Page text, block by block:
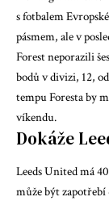
s fotbalem
pásmem, ale v
Forest neporazili
bodů v divizi, 12,
tempu Foresta by
víkendu.
Dokáže
Leeds United má
může být zapotřebí